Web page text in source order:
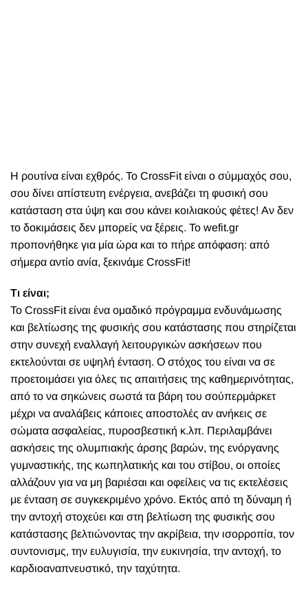
Η ρουτίνα είναι εχθρός. Το CrossFit είναι ο σύμμαχός σου,
σου δίνει απίστευτη ενέργεια, ανεβάζει τη φυσική σου
κατάσταση στα ύψη και σου κάνει κοιλιακούς φέτες! Αν δεν
το δοκιμάσεις δεν μπορείς να ξέρεις. Το wefit.gr
προπονήθηκε για μία ώρα και το πήρε απόφαση: από
σήμερα αντίο ανία, ξεκινάμε CrossFit!
Τι είναι;
Το CrossFit είναι ένα ομαδικό πρόγραμμα ενδυνάμωσης
και βελτίωσης της φυσικής σου κατάστασης που στηρίζεται
στην συνεχή εναλλαγή λειτουργικών ασκήσεων που
εκτελούνται σε υψηλή ένταση. Ο στόχος του είναι να σε
προετοιμάσει για όλες τις απαιτήσεις της καθημερινότητας,
από το να σηκώνεις σωστά τα βάρη του σούπερμάρκετ
μέχρι να αναλάβεις κάποιες αποστολές αν ανήκεις σε
σώματα ασφαλείας, πυροσβεστική κ.λπ. Περιλαμβάνει
ασκήσεις της ολυμπιακής άρσης βαρών, της ενόργανης
γυμναστικής, της κωπηλατικής και του στίβου, οι οποίες
αλλάζουν για να μη βαριέσαι και οφείλεις να τις εκτελέσεις
με ένταση σε συγκεκριμένο χρόνο. Εκτός από τη δύναμη ή
την αντοχή στοχεύει και στη βελτίωση της φυσικής σου
κατάστασης βελτιώνοντας την ακρίβεια, την ισορροπία, τον
συντονισμς, την ευλυγισία, την ευκινησία, την αντοχή, το
καρδιοαναπνευστικό, την ταχύτητα.